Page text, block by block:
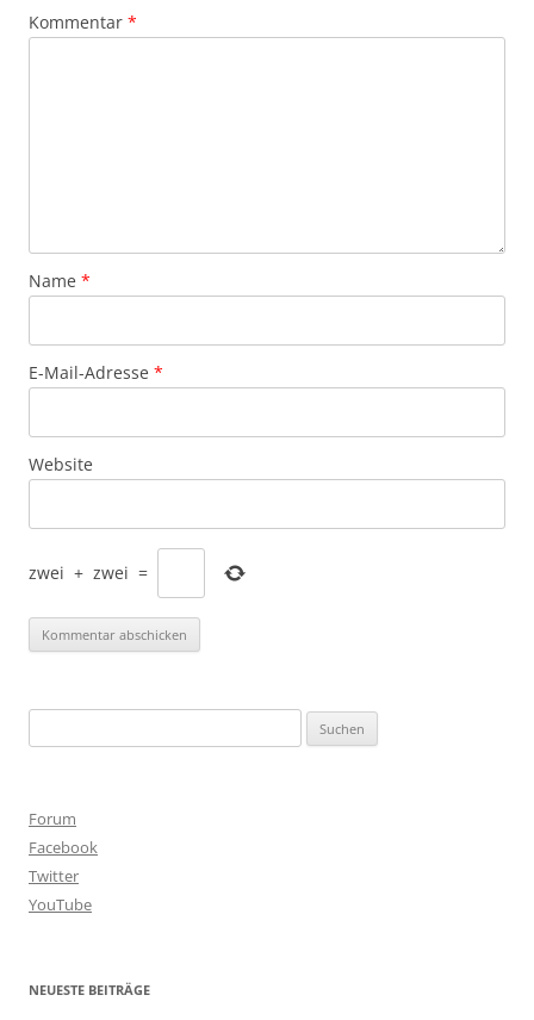
Kommentar *
Name *
E-Mail-Adresse *
Website
zwei + zwei =
nach:
Forum
Facebook
Twitter
YouTube
NEUESTE BEITRÄGE